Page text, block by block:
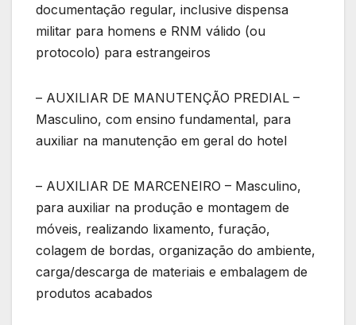
documentação regular, inclusive dispensa
militar para homens e RNM válido (ou
protocolo) para estrangeiros
– AUXILIAR DE MANUTENÇÃO PREDIAL –
Masculino, com ensino fundamental, para
auxiliar na manutenção em geral do hotel
– AUXILIAR DE MARCENEIRO – Masculino,
para auxiliar na produção e montagem de
móveis, realizando lixamento, furação,
colagem de bordas, organização do ambiente,
carga/descarga de materiais e embalagem de
produtos acabados